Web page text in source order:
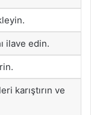
ilave edin.
karıştırın ve